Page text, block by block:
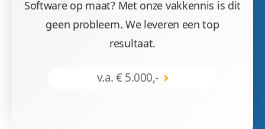
Software op maat? Met onze vakkennis is dit
geen probleem. We leveren een top
resultaat.
v.a. € 5.000,-